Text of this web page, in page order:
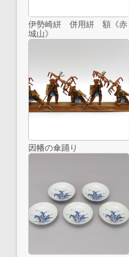
伊勢崎絣 併用絣 額《赤
城山》
因幡の傘踊り